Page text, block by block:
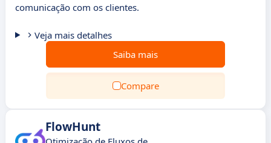
comunicação com os clientes.
Veja mais detalhes
Saiba mais
Compare
FlowHunt